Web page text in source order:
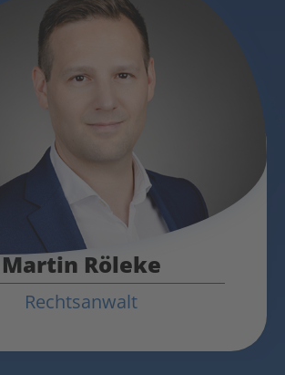
Martin Röleke
Rechtsanwalt